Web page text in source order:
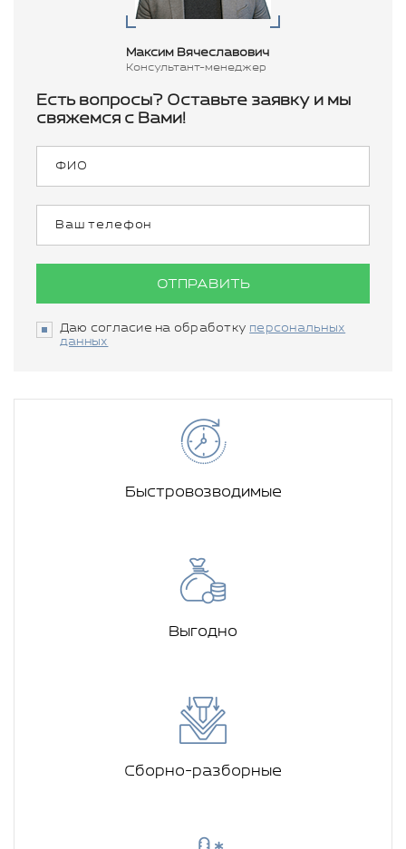
Максим Вячеславович
Консультант-менеджер
Есть вопросы? Оставьте заявку и мы
свяжемся с Вами!
ОТПРАВИТЬ
Даю согласие на обработку персональных
данных
Быстровозводимые
Выгодно
Сборно-разборные